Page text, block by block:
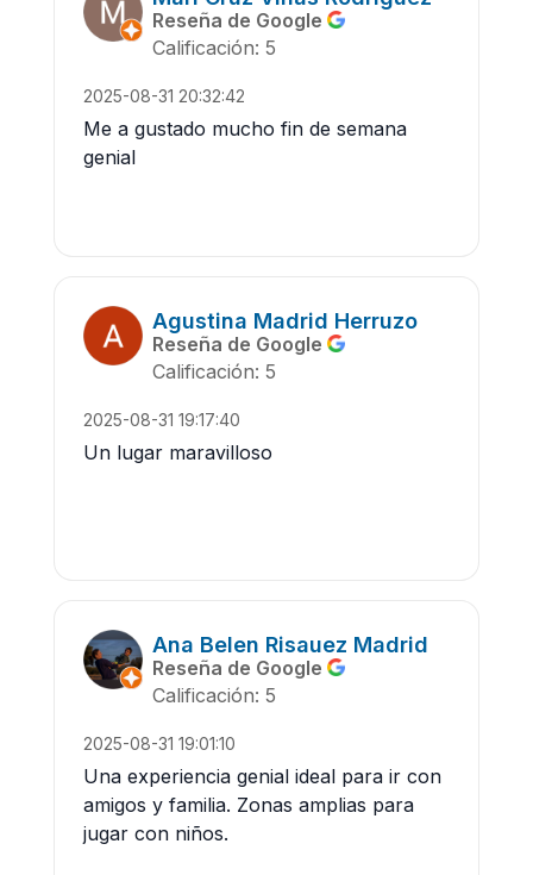
Reseña de Google
Calificación: 5
2025-08-31 20:32:42
Me a gustado mucho fin de semana
genial
Agustina Madrid Herruzo
Reseña de Google
Calificación: 5
2025-08-31 19:17:40
Un lugar maravilloso
Ana Belen Risauez Madrid
Reseña de Google
Calificación: 5
2025-08-31 19:01:10
Una experiencia genial ideal para ir con
amigos y familia. Zonas amplias para
jugar con niños.